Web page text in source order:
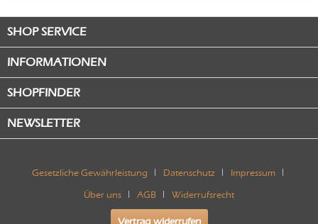
SHOP SERVICE
INFORMATIONEN
SHOPFINDER
NEWSLETTER
Gesetzliche Gewährleistung Datenschutz Impressum
Über uns AGB Widerrufsrecht
Vertrag widerrufen